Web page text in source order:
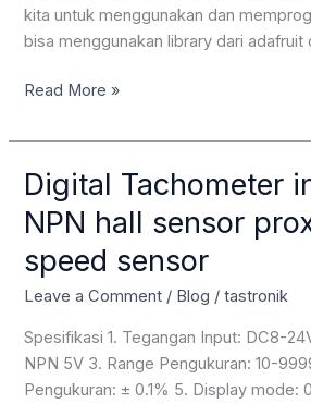
kita untuk menggunakan dan
bisa menggunakan library dari adafruit
Cara
Fingerprint
adafruit
Read More »
Digital Tachometer
NPN hall sensor
speed sensor
Leave a Comment / Blog /tastronik
Spesifikasi 1. Tegangan Input: DC8-
NPN 5V 3. Range Pengukuran: 10-
Pengukuran: ± 0.1% 5. Display mode: